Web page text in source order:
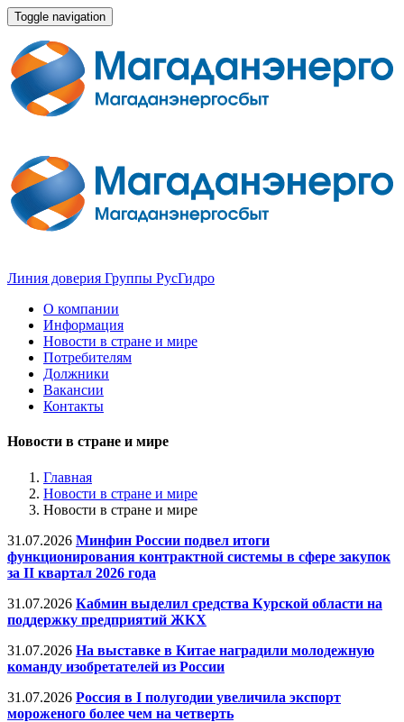
Toggle navigation
Линия доверия Группы РусГидро
О компании
Информация
Новости в стране и мире
Потребителям
Должники
Вакансии
Контакты
Новости в стране и мире
Главная
Новости в стране и мире
Новости в стране и мире
31.07.2026 Минфин России подвел итоги
функционирования контрактной системы в сфере закупок
за II квартал 2026 года
31.07.2026 Кабмин выделил средства Курской области на
поддержку предприятий ЖКХ
31.07.2026 На выставке в Китае наградили молодежную
команду изобретателей из России
31.07.2026 Россия в I полугодии увеличила экспорт
мороженого более чем на четверть